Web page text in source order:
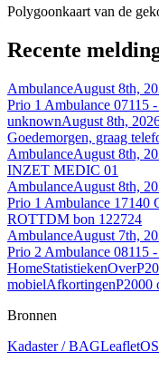
Polygoonkaart van de
Recente
AmbulanceAugust 8th,
Prio 1 Ambulance 07115
unknownAugust 8th,
Goedemorgen, graag
AmbulanceAugust 8th,
INZET MEDIC 01
AmbulanceAugust 8th,
Prio 1 Ambulance 17140
ROTTDM bon 122724
AmbulanceAugust 7th,
Prio 2 Ambulance 08115
HomeStatistiekenOver
mobielAfkortingenP2000
Bronnen
Kadaster / BAGLeaflet